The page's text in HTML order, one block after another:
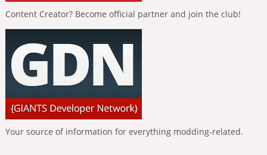
Content Creator? Become official partner and join the club!
Your source of information for everything modding-related.